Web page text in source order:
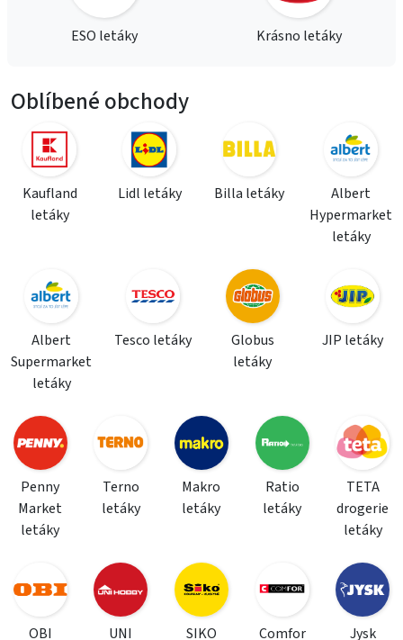
ESO letáky Krásno letáky
Oblíbené obchody
Kaufland
letáky
Lidl letáky Billa letáky
Albert
Hypermarket
letáky
Albert
Supermarket
letáky
Tesco letáky
Globus
letáky
JIP letáky
Penny
Market
letáky
Terno
letáky
Makro
letáky
Ratio
letáky
TETA
drogerie
letáky
OBI
UNI
SIKO
Comfor
Jysk